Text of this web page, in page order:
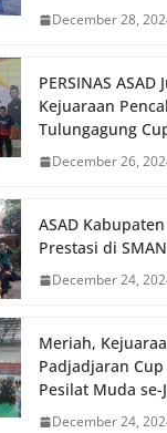
December 28,
PERSINAS
Kejuaraan
Tulungagung
December 26,
ASAD
Prestasi di
December 24,
Meriah,
Padjadjaran
Pesilat Muda se-
December 24,